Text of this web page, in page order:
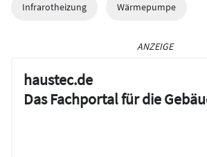
Infrarotheizung Wärmepumpe
ANZEIGE
haustec.de
Das Fachportal für die